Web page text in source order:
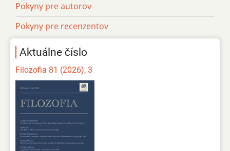
Pokyny pre autorov
Pokyny pre recenzentov
Aktuálne číslo
Filozofia 81 (2026), 3